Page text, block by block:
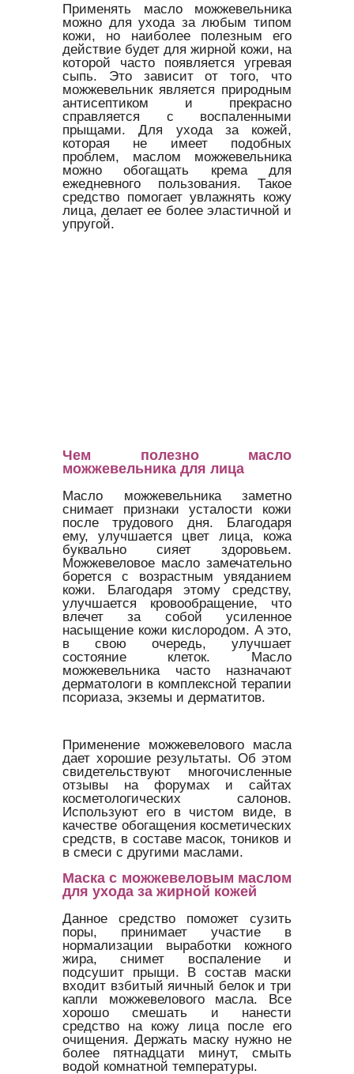
Применять масло можжевельника
можно для ухода за любым типом
кожи, но наиболее полезным его
действие будет для жирной кожи, на
которой часто появляется угревая
сыпь. Это зависит от того, что
можжевельник является природным
антисептиком и прекрасно
справляется с воспаленными
прыщами. Для ухода за кожей,
которая не имеет подобных
проблем, маслом можжевельника
можно обогащать крема для
ежедневного пользования. Такое
средство помогает увлажнять кожу
лица, делает ее более эластичной и
упругой.
Чем полезно масло
можжевельника для лица
Масло можжевельника заметно
снимает признаки усталости кожи
после трудового дня. Благодаря
ему, улучшается цвет лица, кожа
буквально сияет здоровьем.
Можжевеловое масло замечательно
борется с возрастным увяданием
кожи. Благодаря этому средству,
улучшается кровообращение, что
влечет за собой усиленное
насыщение кожи кислородом. А это,
в свою очередь, улучшает
состояние клеток. Масло
можжевельника часто назначают
дерматологи в комплексной терапии
псориаза, экземы и дерматитов.
Применение можжевелового масла
дает хорошие результаты. Об этом
свидетельствуют многочисленные
отзывы на форумах и сайтах
косметологических салонов.
Используют его в чистом виде, в
качестве обогащения косметических
средств, в составе масок, тоников и
в смеси с другими маслами.
Маска с можжевеловым маслом
для ухода за жирной кожей
Данное средство поможет сузить
поры, принимает участие в
нормализации выработки кожного
жира, снимет воспаление и
подсушит прыщи. В состав маски
входит взбитый яичный белок и три
капли можжевелового масла. Все
хорошо смешать и нанести
средство на кожу лица после его
очищения. Держать маску нужно не
более пятнадцати минут, смыть
водой комнатной температуры.